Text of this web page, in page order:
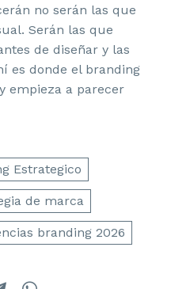
no serán las que
Serán las que
de diseñar y las
es donde el branding
empieza a parecer
Estrategico
de marca
branding 2026